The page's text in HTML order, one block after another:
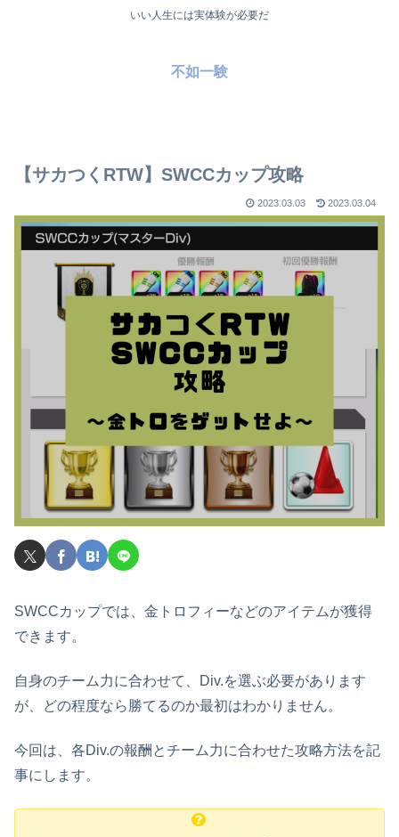
いい人生には実体験が必要だ
不如一験
【サカつくRTW】SWCCカップ攻略
2023.03.03 2023.03.04
SWCCカップでは、金トロフィーなどのアイテムが獲得
できます。
自身のチーム力に合わせて、Div.を選ぶ必要があります
が、どの程度なら勝てるのか最初はわかりません。
今回は、各Div.の報酬とチーム力に合わせた攻略方法を記
事にします。